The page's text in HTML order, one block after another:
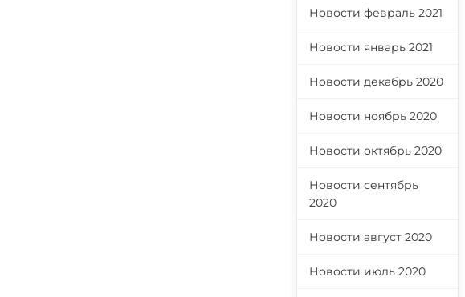
Новости февраль 2021
Новости январь 2021
Новости декабрь 2020
Новости ноябрь 2020
Новости октябрь 2020
Новости сентябрь
2020
Новости август 2020
Новости июль 2020